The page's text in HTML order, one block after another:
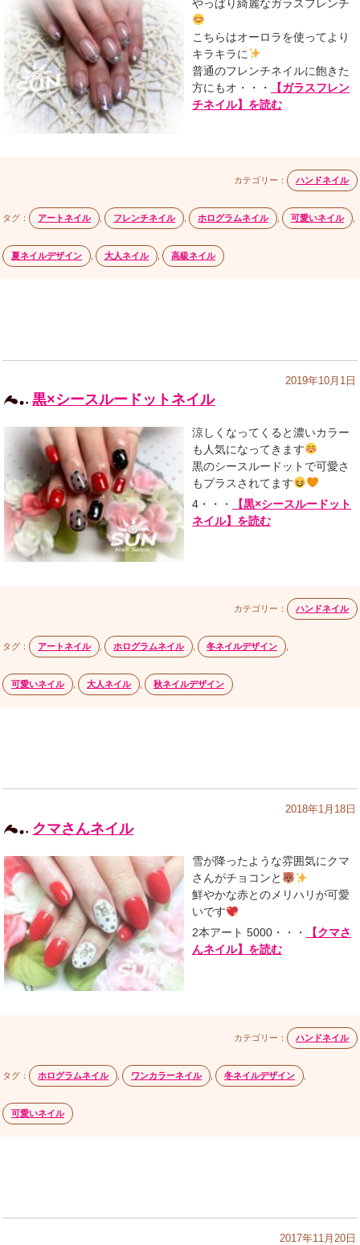
やっぱり綺麗なガラスフレンチ
こちらはオーロラを使ってより
キラキラに
普通のフレンチネイルに飽きた
方にもオ・・・
【ガラスフレン
チネイル】を読む
カテゴリー： ハンドネイル
タグ： アートネイル フレンチネイル ホログラムネイル 可愛いネイル
夏ネイルデザイン 大人ネイル 高級ネイル
2019年10月1日
黒×シースルードットネイル
涼しくなってくると濃いカラー
も人気になってきます
黒のシースルードットで可愛さ
もプラスされてます
4・・・
【黒×シースルードット
ネイル】を読む
カテゴリー： ハンドネイル
タグ： アートネイル ホログラムネイル 冬ネイルデザイン
可愛いネイル 大人ネイル 秋ネイルデザイン
2018年1月18日
クマさんネイル
雪が降ったような雰囲気にクマ
さんがチョコンと
鮮やかな赤とのメリハリが可愛
いです
2本アート 5000・・・
【クマさ
んネイル】を読む
カテゴリー： ハンドネイル
タグ： ホログラムネイル ワンカラーネイル 冬ネイルデザイン
可愛いネイル
2017年11月20日